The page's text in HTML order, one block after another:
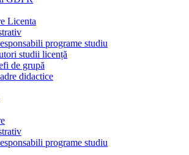
Licenta
programe studiu
studii licență
de grupă
didactice
programe studiu